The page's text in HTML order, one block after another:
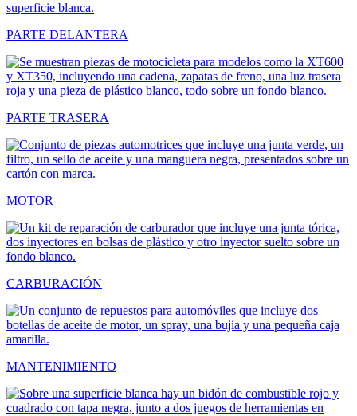
PARTE DELANTERA
PARTE TRASERA
MOTOR
CARBURACIÓN
MANTENIMIENTO